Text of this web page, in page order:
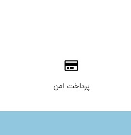
پرداخت امن